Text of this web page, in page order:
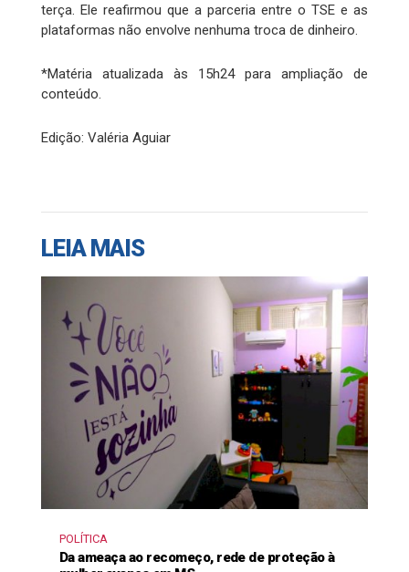
terça. Ele reafirmou que a parceria entre o TSE e as
plataformas não envolve nenhuma troca de dinheiro.
*Matéria atualizada às 15h24 para ampliação de
conteúdo.
Edição: Valéria Aguiar
LEIA MAIS
POLÍTICA
Da ameaça ao recomeço, rede de proteção à